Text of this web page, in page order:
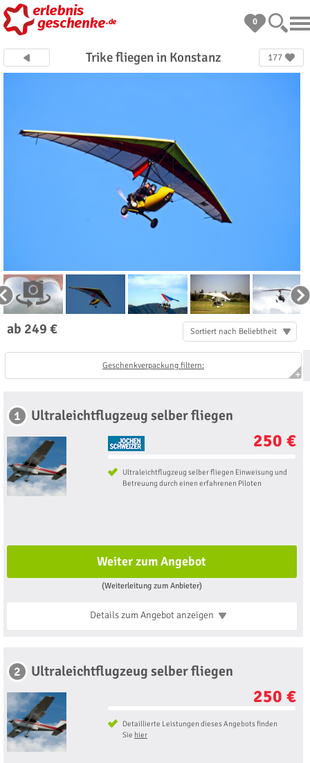
0
Trike fliegen in Konstanz 177
ab 249 € Sortiert nach Beliebtheit
Geschenkverpackung filtern:
1 Ultraleichtflugzeug selber fliegen
250 €
Ultraleichtflugzeug selber fliegen Einweisung und
Betreuung durch einen erfahrenen Piloten
Weiter zum Angebot
(Weiterleitung zum Anbieter)
Details zum Angebotanzeigen
2 Ultraleichtflugzeug selber fliegen
250 €
Detaillierte Leistungen dieses Angebots finden
Sie hier